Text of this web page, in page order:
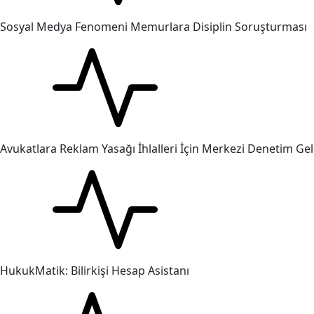
Sosyal Medya Fenomeni Memurlara Disiplin Soruşturması
Avukatlara Reklam Yasağı İhlalleri İçin Merkezi Denetim
HukukMatik: Bilirkişi Hesap Asistanı